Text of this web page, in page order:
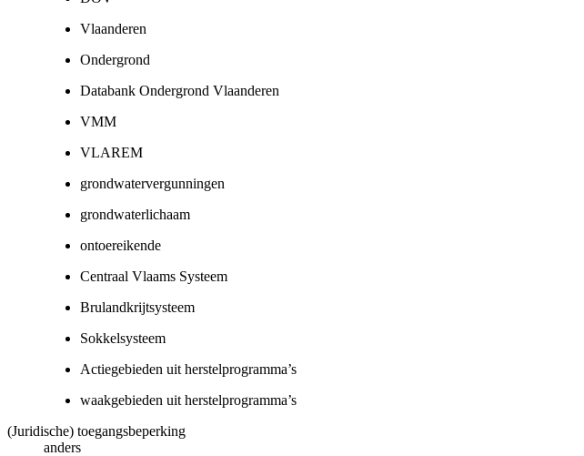
Vlaanderen
Ondergrond
Databank Ondergrond Vlaanderen
VMM
VLAREM
grondwatervergunningen
grondwaterlichaam
ontoereikende
Centraal Vlaams Systeem
Brulandkrijtsysteem
Sokkelsysteem
Actiegebieden uit herstelprogramma’s
waakgebieden uit herstelprogramma’s
(Juridische) toegangsbeperking
anders